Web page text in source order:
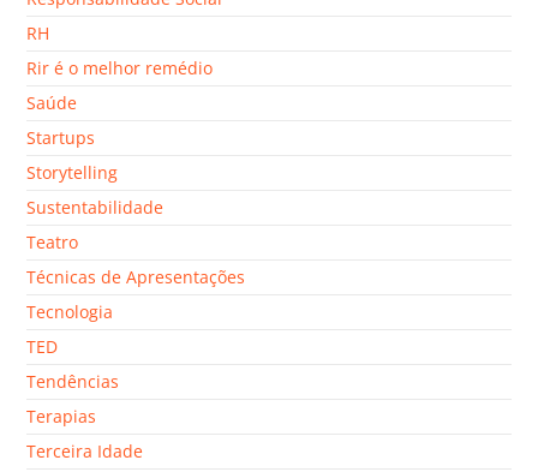
RH
Rir é o melhor remédio
Saúde
Startups
Storytelling
Sustentabilidade
Teatro
Técnicas de Apresentações
Tecnologia
TED
Tendências
Terapias
Terceira Idade